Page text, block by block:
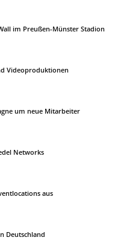
im Preußen-Münster Stadion
Videoproduktionen
um neue Mitarbeiter
Networks
aus
Deutschland